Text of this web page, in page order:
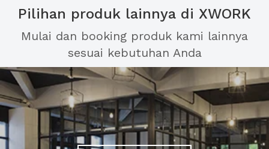
Pilihan produk lainnya di XWORK
Mulai dan booking produk kami lainnya
sesuai kebutuhan Anda